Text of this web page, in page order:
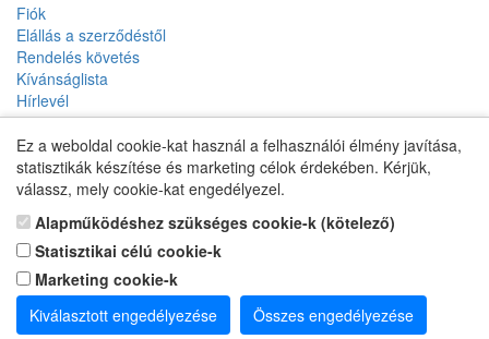
Fiók
Elállás a szerződéstől
Rendelés követés
Kívánságlista
Hírlevél
Gyermek Ékszer Shop
Ez a weboldal cookie-kat használ a felhasználói élmény javítása,
statisztikák készítése és marketing célok érdekében. Kérjük,
válassz, mely cookie-kat engedélyezel.
Alapműködéshez szükséges cookie-k (kötelező)
Statisztikai célú cookie-k
Marketing cookie-k
Kiválasztott engedélyezése
Összes engedélyezése